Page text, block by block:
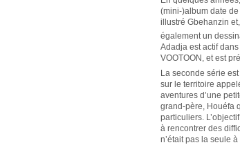
(mini-)album date de
illustré Gbehanzin
également un
Adadja est actif
VOOTOON, et est
La seconde série est
sur le territoire
aventures d’une
grand-père, Houéfa
particuliers.
à rencontrer des
n’était pas la seule